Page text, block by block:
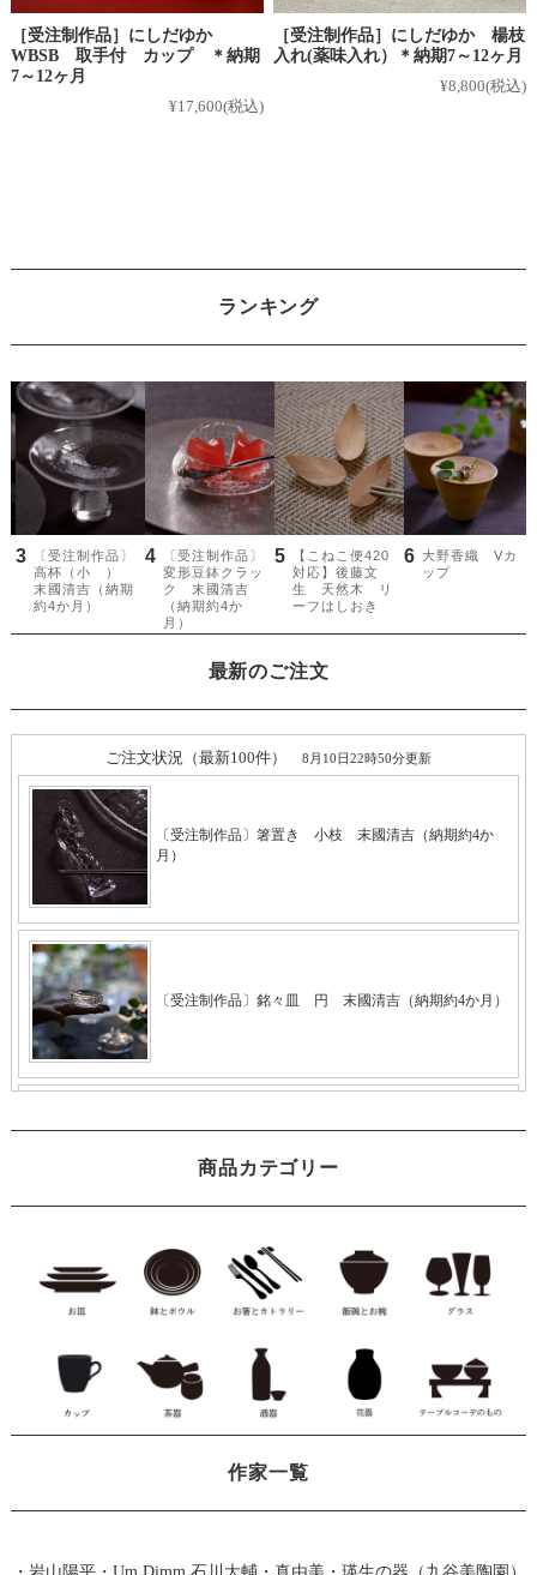
［受注制作品］にしだゆか
WBSB 取手付 カップ ＊納期
7～12ヶ月
¥17,600(税込)
［受注制作品］にしだゆか 楊枝
入れ(薬味入れ）＊納期7～12ヶ月
¥8,800(税込)
ランキング
最新のご注文
商品カテゴリー
作家一覧
・ 岩山陽平・ Um Dimm 石川大輔・真由美 ・ 瑛生の器（九谷美陶園）